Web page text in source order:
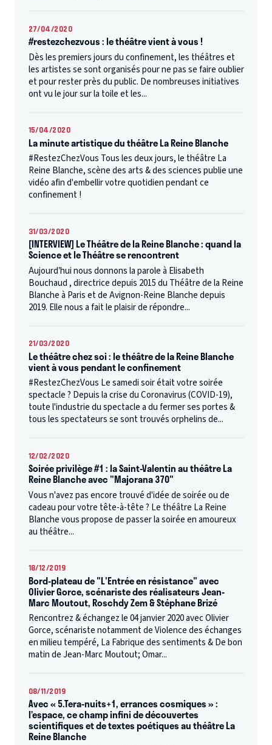
27/04/2020
#restezchezvous : le théâtre vient à vous !
Dès les premiers jours du confinement, les théâtres et
les artistes se sont organisés pour ne pas se faire oublier
et pour rester près du public. De nombreuses initiatives
ont vu le jour sur la toile et les...
15/04/2020
La minute artistique du théâtre La Reine Blanche
#RestezChezVous Tous les deux jours, le théâtre La
Reine Blanche, scène des arts & des sciences publie une
vidéo afin d'embellir votre quotidien pendant ce
confinement !
31/03/2020
[INTERVIEW] Le Théâtre de la Reine Blanche : quand la
Science et le Théâtre se rencontrent
Aujourd’hui nous donnons la parole à Elisabeth
Bouchaud , directrice depuis 2015 du Théâtre de la Reine
Blanche à Paris et de Avignon-Reine Blanche depuis
2019. Elle nous a fait le plaisir de répondre...
21/03/2020
Le théâtre chez soi : le théâtre de la Reine Blanche
vient à vous pendant le confinement
#RestezChezVous Le samedi soir était votre soirée
spectacle ? Depuis la crise du Coronavirus (COVID-19),
toute l'industrie du spectacle a du fermer ses portes &
tous les spectateurs se sont trouvés orphelins de...
12/02/2020
Soirée privilège #1 : la Saint-Valentin au théâtre La
Reine Blanche avec "Majorana 370"
Vous n'avez pas encore trouvé d'idée de soirée ou de
cadeau pour votre tête-à-tête ? Le théâtre La Reine
Blanche vous propose de passer la soirée en amoureux
au théâtre...
18/12/2019
Bord-plateau de "L'Entrée en résistance" avec
Olivier Gorce, scénariste des réalisateurs Jean-
Marc Moutout, Roschdy Zem & Stéphane Brizé
Rencontrez & échangez le 04 janvier 2020 avec Olivier
Gorce, scénariste notamment de Violence des échanges
en milieu tempéré, La Fabrique des sentiments & De bon
matin de Jean-Marc Moutout; Omar...
08/11/2019
Avec « 5.Tera-nuits+1, errances cosmiques » :
l’espace, ce champ infini de découvertes
scientifiques et de textes poétiques au théâtre La
Reine Blanche